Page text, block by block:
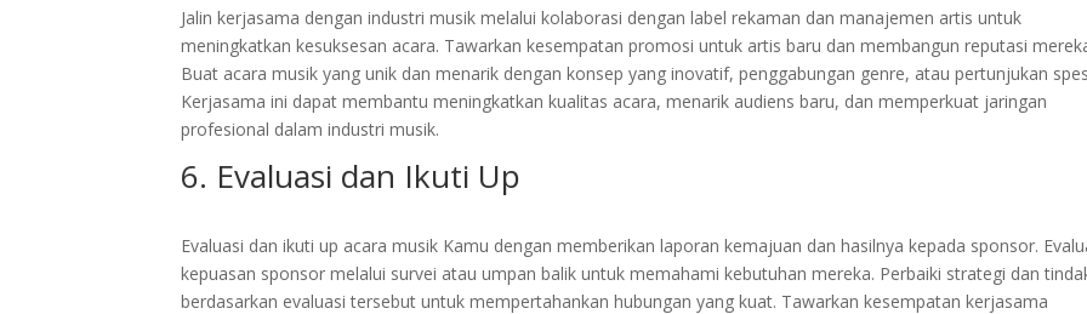
​Jalin kerjasama dengan industri musik melalui kolaborasi dengan label rekaman dan manajemen artis untuk
meningkatkan kesuksesan acara. Tawarkan kesempatan promosi untuk artis baru dan membangun reputasi
Buat acara musik yang unik dan menarik dengan konsep yang inovatif, penggabungan genre, atau pertunjukan
Kerjasama ini dapat membantu meningkatkan kualitas acara, menarik audiens baru, dan memperkuat jaringan
profesional dalam industri musik.
6. Evaluasi dan Ikuti Up
​Evaluasi dan ikuti up acara musik Kamu dengan memberikan laporan kemajuan dan hasilnya kepada sponsor.
kepuasan sponsor melalui survei atau umpan balik untuk memahami kebutuhan mereka. Perbaiki strategi dan
berdasarkan evaluasi tersebut untuk mempertahankan hubungan yang kuat. Tawarkan kesempatan kerjasama